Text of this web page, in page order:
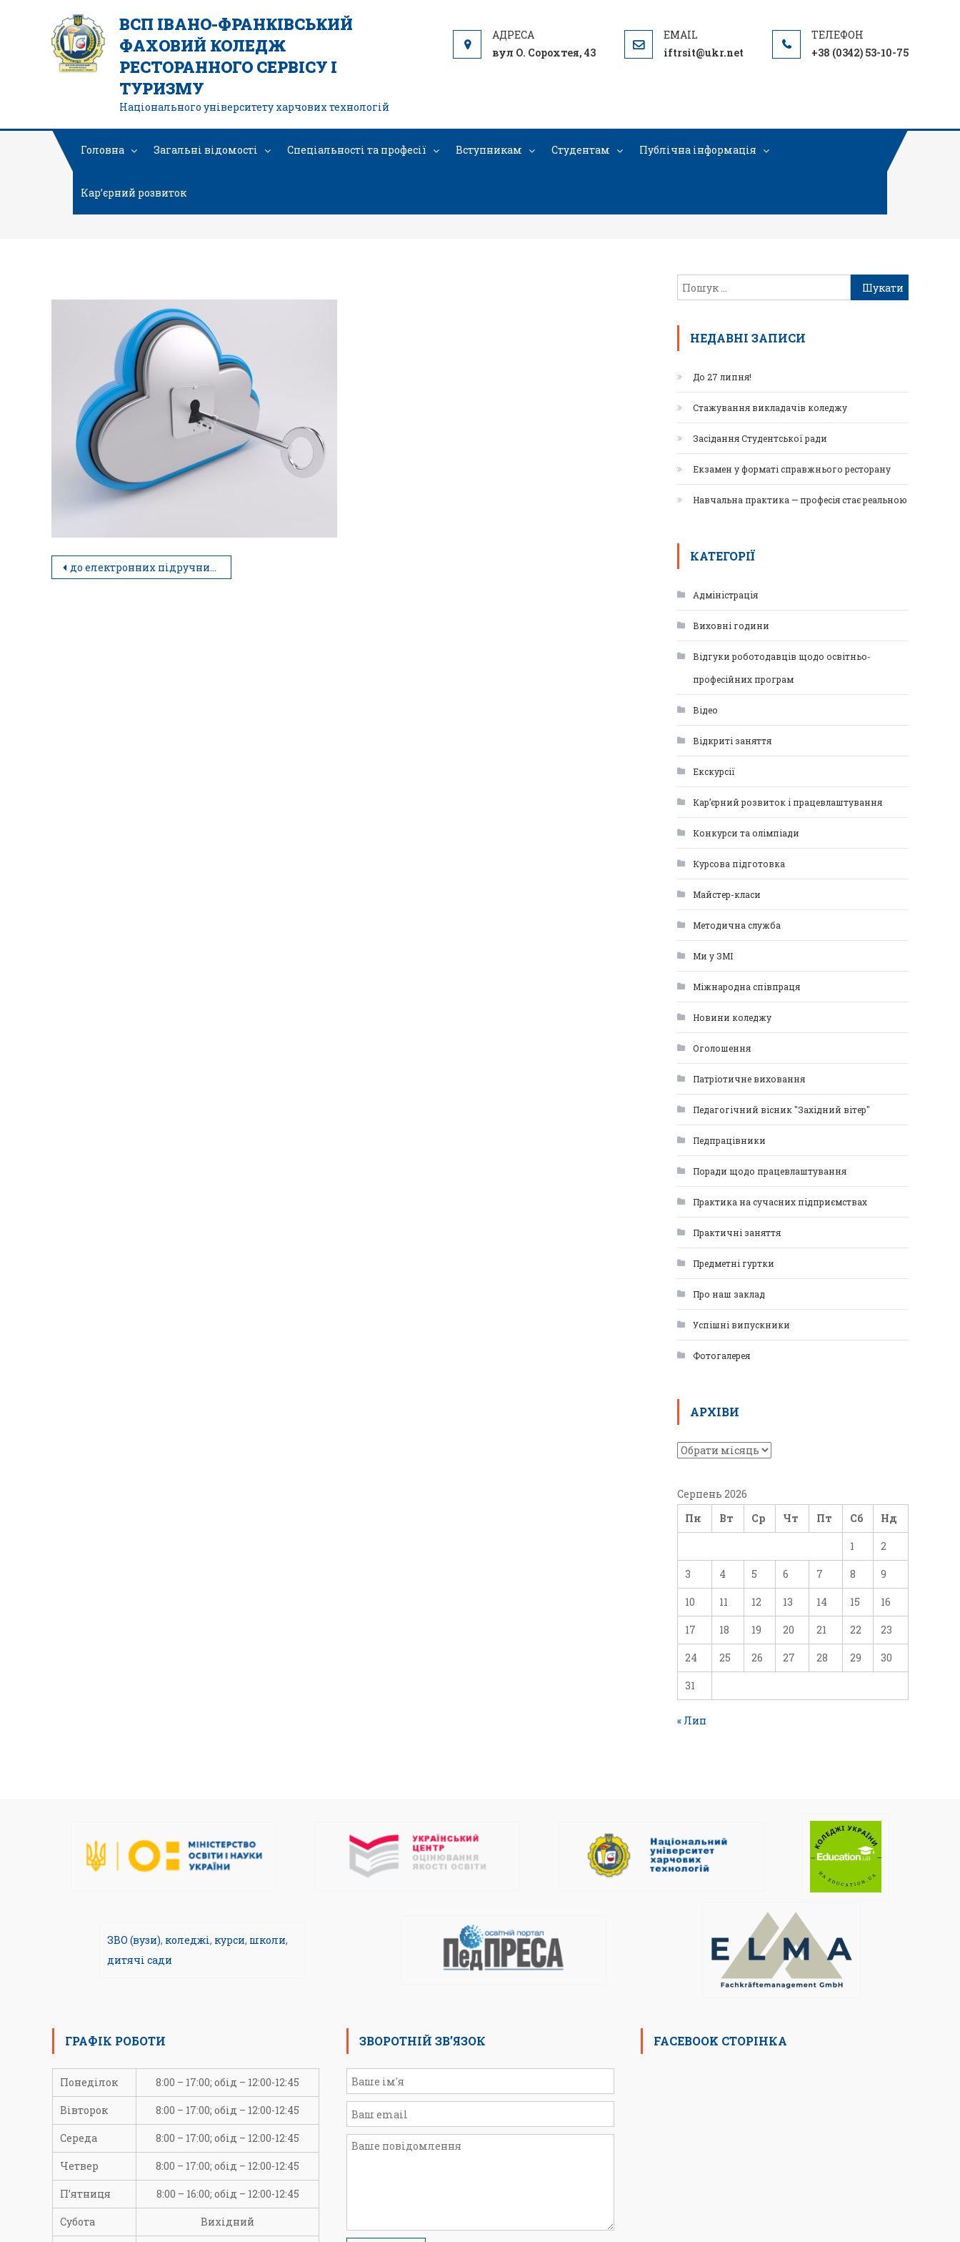
ВСП ІВАНО-ФРАНКІВСЬКИЙ
ФАХОВИЙ КОЛЕДЖ
РЕСТОРАННОГО СЕРВІСУ І
ТУРИЗМУ
Національного університету харчових технологій
вул О. Сорохтея, 43 iftrsit@ukr.net +38 (0342) 53-10-75
Головна Загальні відомості Спеціальності та професії Вступникам Студентам Публічна інформація
Кар’єрний розвиток
до електронних підручників і матеріалів
НЕДАВНІ ЗАПИСИ
До 27 липня!
Стажування викладачів коледжу
Засідання Студентської ради
Екзамен у форматі справжнього ресторану
Навчальна практика — професія стає реальною
КАТЕГОРІЇ
Адміністрація
Виховні години
Відгуки роботодавців щодо освітньо-
професійних програм
Відео
Відкриті заняття
Екскурсії
Кар’єрний розвиток і працевлаштування
Конкурси та олімпіади
Курсова підготовка
Майстер-класи
Методична служба
Ми у ЗМІ
Міжнародна співпраця
Новини коледжу
Оголошення
Патріотичне виховання
Педагогічний вісник "Західний вітер"
Педпрацівники
Поради щодо працевлаштування
Практика на сучасних підприємствах
Практичні заняття
Предметні гуртки
Про наш заклад
Успішні випускники
Фотогалерея
АРХІВИ
Серпень 2026
Пн
Вт Ср Чт Пт Сб Нд
1 2
3 4 5 6 7 8 9
10 11 12 13 14 15 16
17 18 19 20 21 22 23
24 25 26 27 28 29 30
31
« Лип
ЗВО (вузи), коледжі, курси, школи,
дитячі сади
ГРАФІК РОБОТИ
Понеділок 8:00 – 17:00; обід – 12:00-12:45
Вівторок 8:00 – 17:00; обід – 12:00-12:45
Середа 8:00 – 17:00; обід – 12:00-12:45
Четвер 8:00 – 17:00; обід – 12:00-12:45
П’ятниця 8:00 – 16:00; обід – 12:00-12:45
Субота Вихідний
ЗВОРОТНІЙ ЗВ’ЯЗОК FACEBOOK СТОРІНКА